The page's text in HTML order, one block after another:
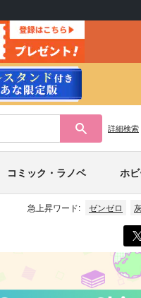
詳細検索
コミック・ラノベ ホ
急上昇ワード: ゼンゼロ